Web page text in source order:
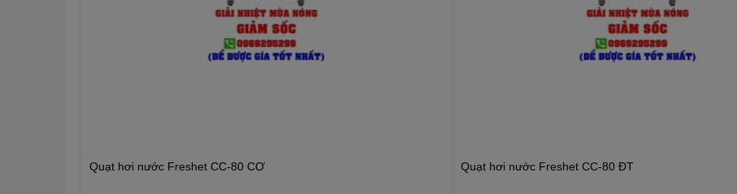
Quạt hơi nước Freshet CC-80 CƠ Quạt hơi nước Freshet CC-80 ĐT